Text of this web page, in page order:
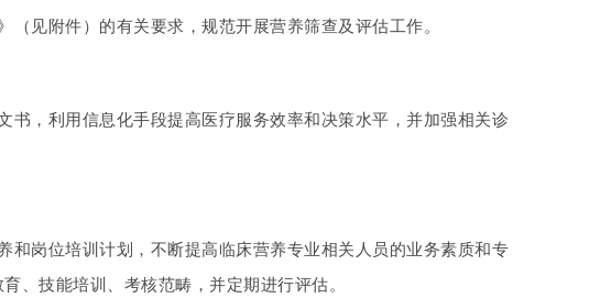
见附件）的有关要求，规范开展营养筛查及评估工作。
，利用信息化手段提高医疗服务效率和决策水平，并加强相关诊
岗位培训计划，不断提高临床营养专业相关人员的业务素质和专
、技能培训、考核范畴，并定期进行评估。